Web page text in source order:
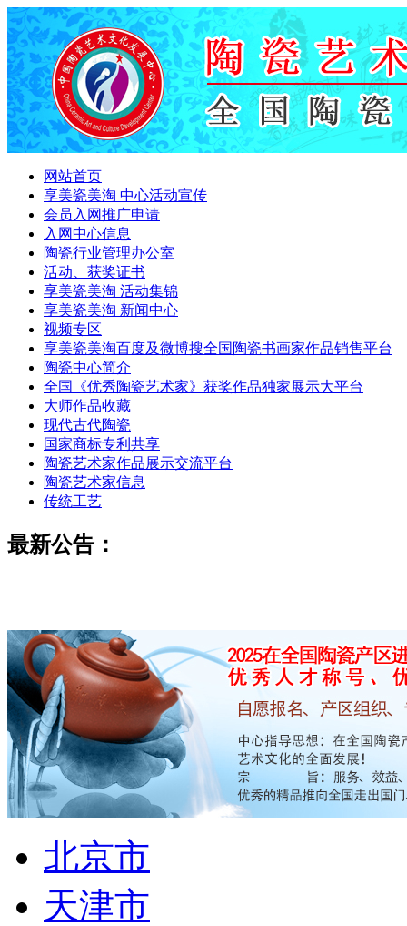
网站首页
享美瓷美淘 中心活动宣传
会员入网推广申请
入网中心信息
陶瓷行业管理办公室
活动、获奖证书
享美瓷美淘 活动集锦
享美瓷美淘 新闻中心
视频专区
享美瓷美淘百度及微博搜全国陶瓷书画家作品销售平台
陶瓷中心简介
全国《优秀陶瓷艺术家》获奖作品独家展示大平台
大师作品收藏
现代古代陶瓷
国家商标专利共享
陶瓷艺术家作品展示交流平台
陶瓷艺术家信息
传统工艺
最新公告：
北京市
天津市